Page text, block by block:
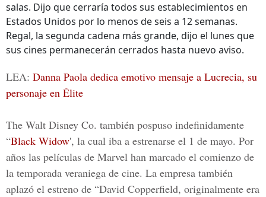
salas. Dijo que cerraría todos sus establecimientos en
Estados Unidos por lo menos de seis a 12 semanas.
Regal, la segunda cadena más grande, dijo el lunes que
sus cines permanecerán cerrados hasta nuevo aviso.
LEA: Danna Paola dedica emotivo mensaje a Lucrecia, su
personaje en Élite
The Walt Disney Co. también pospuso indefinidamente
“Black Widow', la cual iba a estrenarse el 1 de mayo. Por
años las películas de Marvel han marcado el comienzo de
la temporada veraniega de cine. La empresa también
aplazó el estreno de “David Copperfield, originalmente era